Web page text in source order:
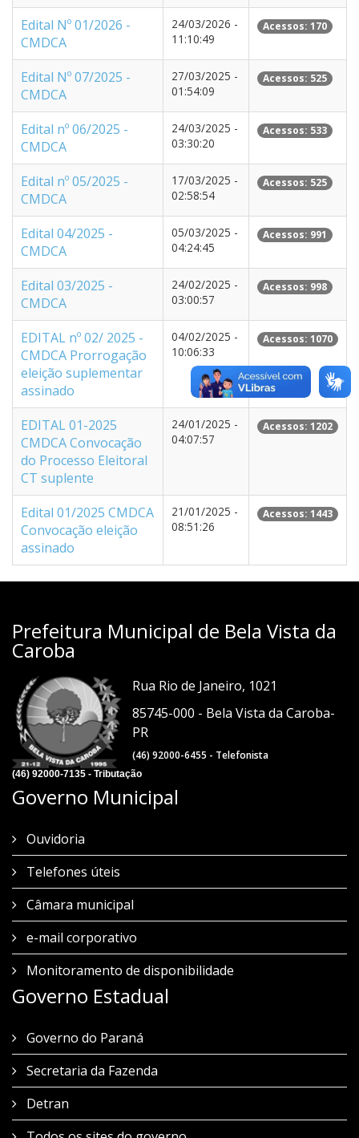
Edital Nº 01/2026 -
CMDCA
24/03/2026 -
11:10:49
Acessos: 170
Edital Nº 07/2025 -
CMDCA
27/03/2025 -
01:54:09
Acessos: 525
Edital nº 06/2025 -
CMDCA
24/03/2025 -
03:30:20
Acessos: 533
Edital nº 05/2025 -
CMDCA
17/03/2025 -
02:58:54
Acessos: 525
Edital 04/2025 -
CMDCA
05/03/2025 -
04:24:45
Acessos: 991
Edital 03/2025 -
CMDCA
24/02/2025 -
03:00:57
Acessos: 998
EDITAL nº 02/ 2025 -
CMDCA Prorrogação
eleição suplementar
assinado
04/02/2025 -
10:06:33
Acessos: 1070
EDITAL 01-2025
CMDCA Convocação
do Processo Eleitoral
CT suplente
24/01/2025 -
04:07:57
Acessos: 1202
Edital 01/2025 CMDCA
Convocação eleição
assinado
21/01/2025 -
08:51:26
Acessos: 1443
Prefeitura Municipal de Bela Vista da
Caroba
Rua Rio de Janeiro, 1021
85745-000 - Bela Vista da Caroba-
PR
(46) 92000-6455 - Telefonista
(46) 92000-7135 - Tributação
Governo Municipal
Ouvidoria
Telefones úteis
Câmara municipal
e-mail corporativo
Monitoramento de disponibilidade
Governo Estadual
Governo do Paraná
Secretaria da Fazenda
Detran